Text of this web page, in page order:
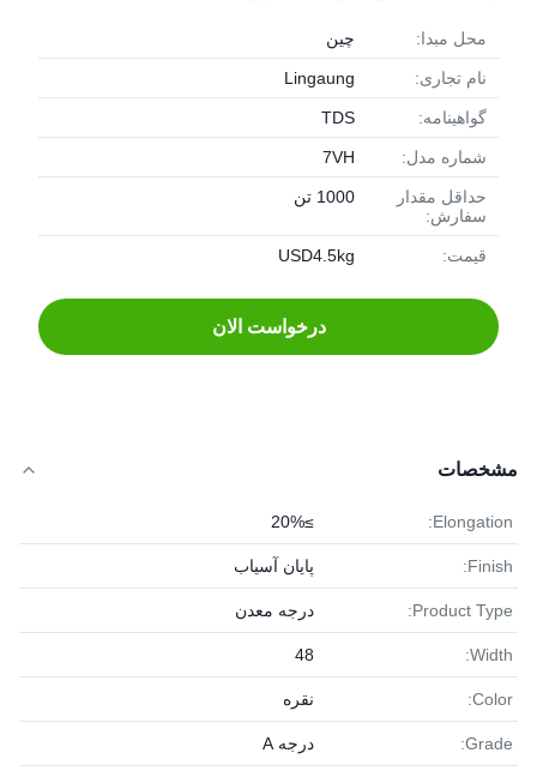
محل مبدا: چین
نام تجاری: Lingaung
گواهینامه: TDS
شماره مدل: 7VH
حداقل مقدار
سفارش:
1000 تن
قیمت: USD4.5kg
درخواست الان
مشخصات
Elongation:
≥20%
Finish: پایان آسیاب
Product Type: درجه معدن
Width:
48
Color: نقره
Grade: درجه A